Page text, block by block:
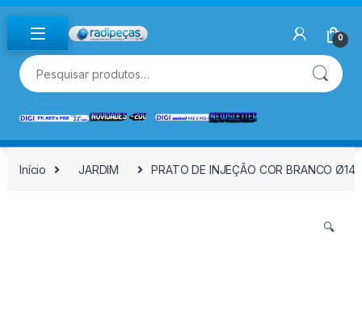
Skip to navigation
Skip to content
0
Pesquisar por:
Início JARDIM PRATO DE INJEÇÃO COR BRANCO Ø14
🔍